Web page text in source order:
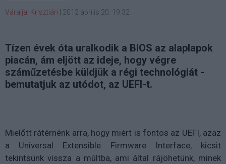
Váraljai Krisztián 2012 április 20. 19:32
Tízen évek óta uralkodik a BIOS az alaplapok
piacán, ám eljött az ideje, hogy végre
száműzetésbe küldjük a régi technológiát -
bemutatjuk az utódot, az UEFI-t.
Mielőtt rátérnénk arra, hogy miért is fontos az UEFI, azaz
a Universal Extensible Firmware Interface, kicsit
tekintsünk vissza a múltba, ami által rájöhetünk, minek